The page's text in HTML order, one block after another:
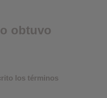
obtuvo
los términos